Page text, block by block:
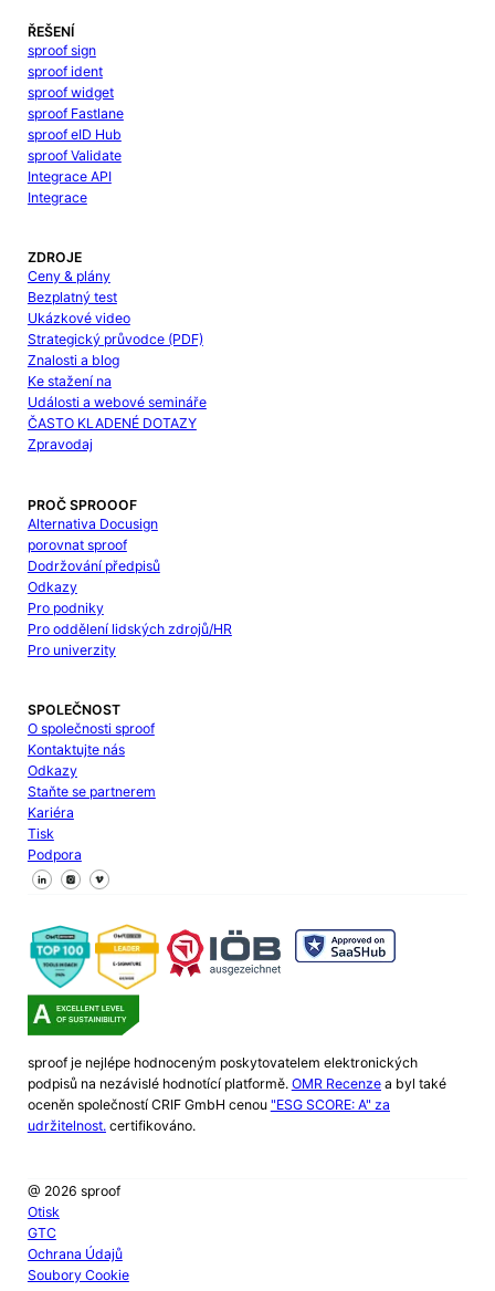
ŘEŠENÍ
sproof sign
sproof ident
sproof widget
sproof Fastlane
sproof eID Hub
sproof Validate
Integrace API
Integrace
ZDROJE
Ceny & plány
Bezplatný test
Ukázkové video
Strategický průvodce (PDF)
Znalosti a blog
Ke stažení na
Události a webové semináře
ČASTO KLADENÉ DOTAZY
Zpravodaj
PROČ SPROOOF
Alternativa Docusign
porovnat sproof
Dodržování předpisů
Odkazy
Pro podniky
Pro oddělení lidských zdrojů/HR
Pro univerzity
SPOLEČNOST
O společnosti sproof
Kontaktujte nás
Odkazy
Staňte se partnerem
Kariéra
Tisk
Podpora
Sledujte nás na Facebooku
Sledujte nás na X
Sledujte nás na LinkedIn
sproof je nejlépe hodnoceným poskytovatelem elektronických
podpisů na nezávislé hodnotící platformě. OMR Recenzea byl také
oceněn společností CRIF GmbH cenou "ESG SCORE: A" za
udržitelnost.certifikováno.
@ 2026 sproof
Otisk
GTC
Ochrana Údajů
Soubory Cookie